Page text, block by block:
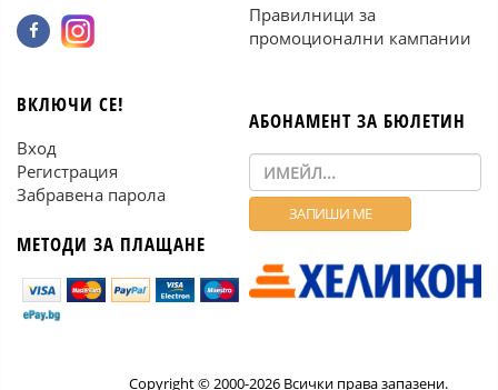
Правилници за
промоционални кампании
ВКЛЮЧИ СЕ!
Вход
Регистрация
Забравена парола
МЕТОДИ ЗА ПЛАЩАНЕ
АБОНАМЕНТ ЗА БЮЛЕТИН
Copyright © 2000-2026 Всички права запазени.